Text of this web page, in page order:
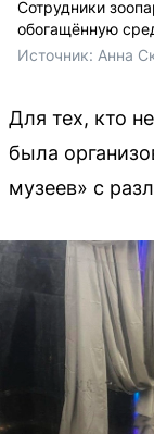
Сотрудники
обогащённую
Источник: Анна
Для тех, кто
была
музеев» с